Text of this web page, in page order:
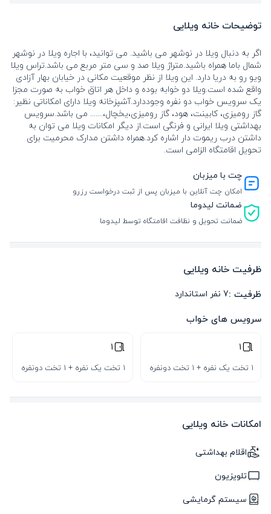
توضیحات خانه ویلایی
اگر به دنبال ویلا در نوشهر می باشید. می توانید، با اجاره ویلا در نوشهر
شمال باما همراه باشید.متراژ ویلا صد و سی متر مربع می باشد.تراس ویلا
ویو رو به دریا دارد. این ویلا از نظر موقعیت مکانی در خیابان بهار آزادی
واقع شده است.ویلا دو خوابه بوده و داخل هر اتاق خواب به صورت مجزا
یک سرویس خواب دو نفره وجوددارد.آشپزخانه ویلا دارای امکاناتی نظیر:
گاز رومیزی، کابینت، هود، گاز رومیزی،یخچال،....... می باشد.سرویس
بهداشتی ویلا ایرانی و فرنگی است.از دیگر امکانات ویلا می توان به
داشتن درب ریموت دار اشاره کرد.همراه داشتن مدارک محرمیت برای
تحویل اقامتگاه الزامی است.
چت با میزبان
امکان چت آنلاین با میزبان پس از ثبت درخواست رزرو
ضمانت لیدوما
ضمانت تحویل و نظافت اقامتگاه توسط لیدوما
ظرفیت خانه ویلایی
ظرفیت :7 نفر استاندارد
سرویس های خواب
1
1 تخت یک نفره + 1 تخت دونفره
1
1 تخت یک نفره + 1 تخت دونفره
امکانات خانه ویلایی
اقلام بهداشتی
تلویزیون
سیستم گرمایشی